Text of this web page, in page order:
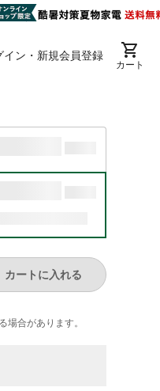
イン・新規会員登録
カート
カートに入れる
合が​あります。